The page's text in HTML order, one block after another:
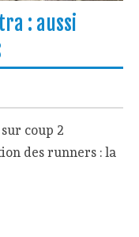
: aussi
coup 2
des runners : la